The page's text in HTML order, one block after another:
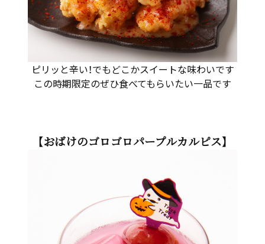
ピリッと辛い！でもどこかスイートな味わいです
この時期限定のぜひ食べてもらいたい一品です
【おばけのゴロゴロパープルカルピス】